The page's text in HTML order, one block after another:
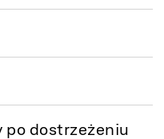
po dostrzeżeniu